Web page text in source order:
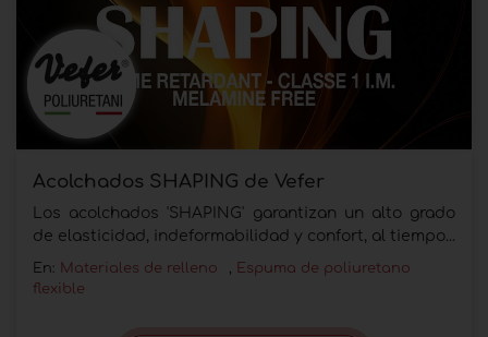
Acolchados SHAPING de Vefer
Los acolchados 'SHAPING' garantizan un alto grado
de elasticidad, indeformabilidad y confort, al tiempo...
En: Materiales de relleno
Espuma de poliuretano
flexible